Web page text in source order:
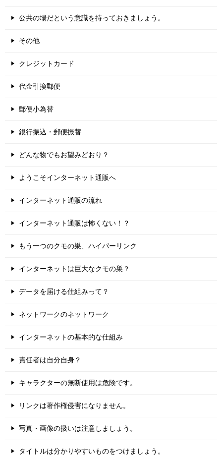
公共の場だという意識を持っておきましょう。
その他
クレジットカード
代金引換郵便
郵便小為替
銀行振込・郵便振替
どんな物でもお望みどおり？
ようこそインターネット通販へ
インターネット通販の流れ
インターネット通販は怖くない！？
もう一つのクモの巣、ハイパーリンク
インターネットは巨大なクモの巣？
データを届ける仕組みって？
ネットワークのネットワーク
インターネットの基本的な仕組み
責任者は自分自身？
キャラクターの無断使用は危険です。
リンクは著作権侵害になりません。
写真・画像の扱いは注意しましょう。
タイトルは分かりやすいものをつけましょう。